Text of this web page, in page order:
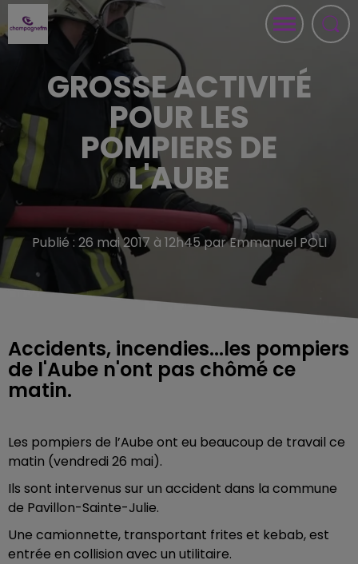
GROSSE ACTIVITÉ
POUR LES
POMPIERS DE
L'AUBE
Publié : 26 mai 2017 à 12h45 par Emmanuel POLI
Accidents, incendies...les pompiers
de l'Aube n'ont pas chômé ce
matin.
Les pompiers de l’Aube ont eu beaucoup de travail ce
matin (vendredi 26 mai).
Ils sont intervenus sur un accident dans la commune
de Pavillon-Sainte-Julie.
Une camionnette, transportant frites et kebab, est
entrée en collision avec un utilitaire.